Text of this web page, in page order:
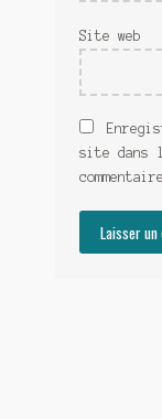
Site web
site dans